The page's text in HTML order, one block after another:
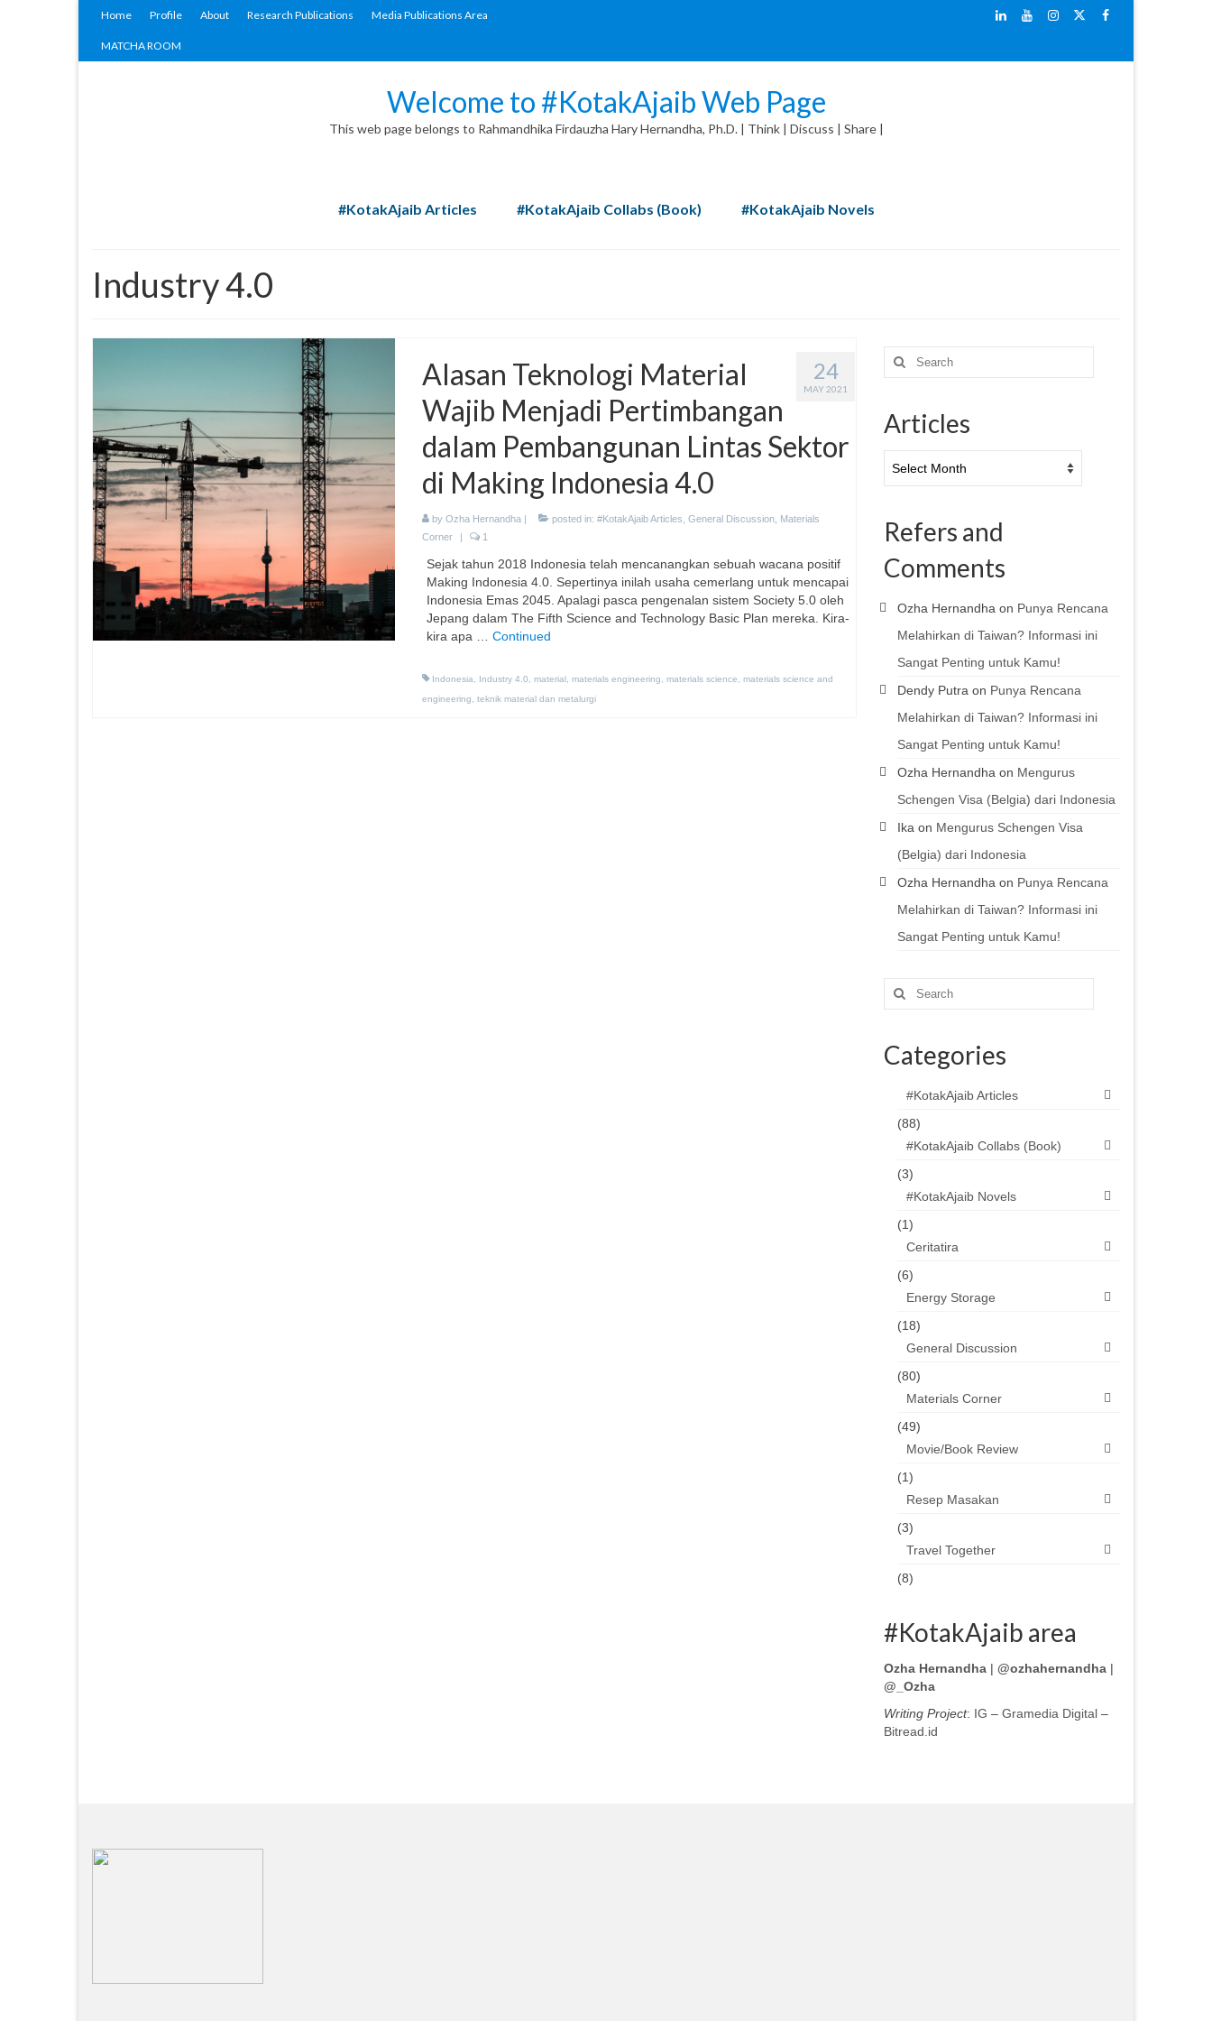
Home Profile About Research Publications Media Publications Area
MATCHA ROOM
Welcome to #KotakAjaib Web Page
This web page belongs to Rahmandhika Firdauzha Hary Hernandha, Ph.D. | Think | Discuss | Share |
#KotakAjaib Articles #KotakAjaib Collabs (Book) #KotakAjaib Novels
Industry 4.0
24
MAY 2021
Alasan Teknologi Material
Wajib Menjadi Pertimbangan
dalam Pembangunan Lintas Sektor
di Making Indonesia 4.0
by Ozha Hernandha| posted in: #KotakAjaib Articles General Discussion, Materials
Corner
| 1
Sejak tahun 2018 Indonesia telah mencanangkan sebuah wacana positif
Making Indonesia 4.0. Sepertinya inilah usaha cemerlang untuk mencapai
Indonesia Emas 2045. Apalagi pasca pengenalan sistem Society 5.0 oleh
Jepang dalam The Fifth Science and Technology Basic Plan mereka. Kira-
kira apa … Continued
Indonesia Industry 4.0 material, materials engineering materials science
materials science and
engineering
teknik material dan metalurgi
Search
for:
Articles
Refers and
Comments
Ozha Hernandha on Punya Rencana
Melahirkan di Taiwan? Informasi ini
Sangat Penting untuk Kamu!
Dendy Putra on Punya Rencana
Melahirkan di Taiwan? Informasi ini
Sangat Penting untuk Kamu!
Ozha Hernandha on Mengurus
Schengen Visa (Belgia) dari Indonesia
Ika on Mengurus Schengen Visa
(Belgia) dari Indonesia
Ozha Hernandha on Punya Rencana
Melahirkan di Taiwan? Informasi ini
Sangat Penting untuk Kamu!
Search
for:
Categories
#KotakAjaib Articles
(88)
#KotakAjaib Collabs (Book)
(3)
#KotakAjaib Novels
(1)
Ceritatira
(6)
Energy Storage
(18)
General Discussion
(80)
Materials Corner
(49)
Movie/Book Review
(1)
Resep Masakan
(3)
Travel Together
(8)
#KotakAjaib area
Ozha Hernandha| @ozhahernandha|
@_Ozha
Writing Project: IG – Gramedia Digital–
Bitread.id